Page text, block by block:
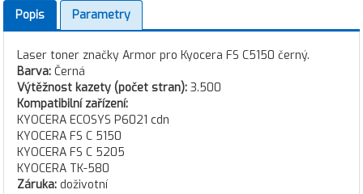
Popis Parametry
Laser toner značky Armor pro Kyocera FS C5150 černý.
Barva: Černá
Výtěžnost kazety (počet stran): 3.500
Kompatibilní zařízení:
KYOCERA ECOSYS P6021 cdn
KYOCERA FS C 5150
KYOCERA FS C 5205
KYOCERA TK-580
Záruka: doživotní